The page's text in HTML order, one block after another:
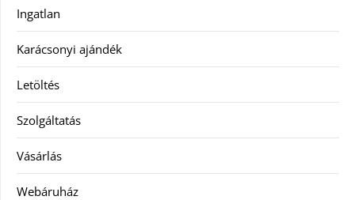
Ingatlan
Karácsonyi ajándék
Letöltés
Szolgáltatás
Vásárlás
Webáruház